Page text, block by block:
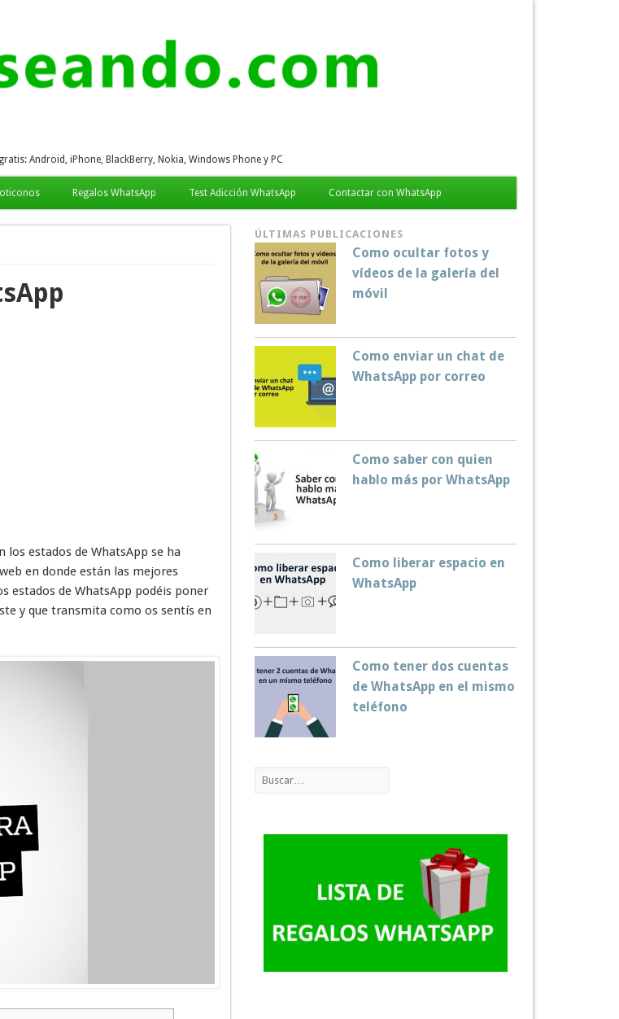
Android, iPhone, BlackBerry, Nokia, Windows Phone y PC
Regalos WhatsApp Test Adicción WhatsApp Contactar con WhatsApp
estados de WhatsApp se ha
en donde están las mejores
estados de WhatsApp podéis poner
y que transmita como os sentís en
ÚLTIMAS PUBLICACIONES
Como ocultar fotos y
vídeos de la galería del
móvil
Como enviar un chat de
WhatsApp por correo
Como saber con quien
hablo más por WhatsApp
Como liberar espacio en
WhatsApp
Como tener dos cuentas
de WhatsApp en el mismo
teléfono